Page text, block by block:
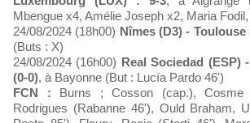
Mbengue x4, Amélie Joseph x2, Maria
24/08/2024 (18h00) Nîmes (D3) - Toulouse
(Buts : X)
24/08/2024 (16h00) Real Sociedad (ESP)
(0-0), à Bayonne (But : Lucía Pardo 46')
FCN : Burns ; Cosson (cap.), Cosme
Rodrigues (Rabanne 46'), Ould Braham,